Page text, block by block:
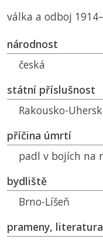
válka a odboj
národnost
česká
státní příslušnost
Rakousko-
příčina úmrtí
padl v bojích na
bydliště
Brno-Líšeň
prameny, literatura